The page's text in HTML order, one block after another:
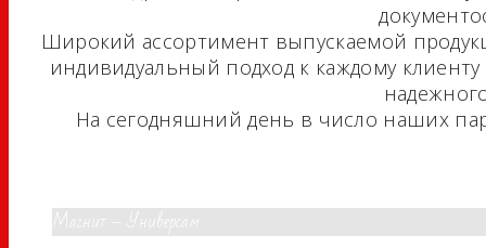
Широкий ассортимент выпускаемой
индивидуальный подход к каждому
На сегодняшний день в число наших
Магнит – Универсам